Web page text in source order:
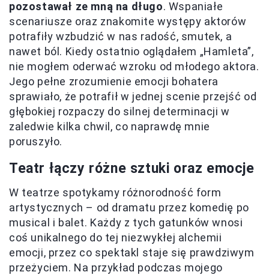
pozostawał ze mną na długo. Wspaniałe
scenariusze oraz znakomite występy aktorów
potrafiły wzbudzić w nas radość, smutek, a
nawet ból. Kiedy ostatnio oglądałem „Hamleta”,
nie mogłem oderwać wzroku od młodego aktora.
Jego pełne zrozumienie emocji bohatera
sprawiało, że potrafił w jednej scenie przejść od
głębokiej rozpaczy do silnej determinacji w
zaledwie kilka chwil, co naprawdę mnie
poruszyło.
Teatr łączy różne sztuki oraz emocje
W teatrze spotykamy różnorodność form
artystycznych – od dramatu przez komedię po
musical i balet. Każdy z tych gatunków wnosi
coś unikalnego do tej niezwykłej alchemii
emocji, przez co spektakl staje się prawdziwym
przeżyciem. Na przykład podczas mojego